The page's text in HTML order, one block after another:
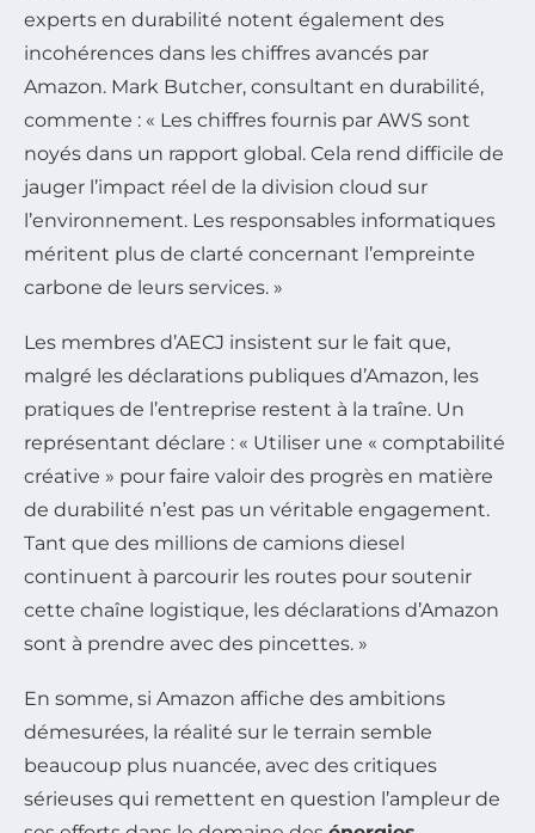
experts en durabilité notent également des
incohérences dans les chiffres avancés par
Amazon. Mark Butcher, consultant en durabilité,
commente : « Les chiffres fournis par AWS sont
noyés dans un rapport global. Cela rend difficile de
jauger l’impact réel de la division cloud sur
l’environnement. Les responsables informatiques
méritent plus de clarté concernant l’empreinte
carbone de leurs services. »
Les membres d’AECJ insistent sur le fait que,
malgré les déclarations publiques d’Amazon, les
pratiques de l’entreprise restent à la traîne. Un
représentant déclare : « Utiliser une « comptabilité
créative » pour faire valoir des progrès en matière
de durabilité n’est pas un véritable engagement.
Tant que des millions de camions diesel
continuent à parcourir les routes pour soutenir
cette chaîne logistique, les déclarations d’Amazon
sont à prendre avec des pincettes. »
En somme, si Amazon affiche des ambitions
démesurées, la réalité sur le terrain semble
beaucoup plus nuancée, avec des critiques
sérieuses qui remettent en question l’ampleur de